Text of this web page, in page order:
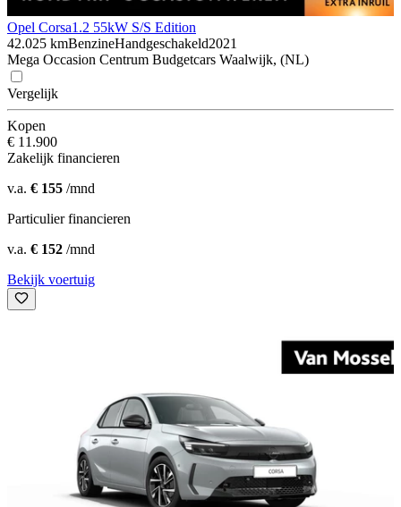
Opel Corsa1.2 55kW S/S Edition
42.025 kmBenzineHandgeschakeld2021
Mega Occasion Centrum Budgetcars Waalwijk, (NL)
Vergelijk
Kopen
€ 11.900
Zakelijk financieren
v.a. € 155 /mnd
Particulier financieren
v.a. € 152 /mnd
Bekijk voertuig